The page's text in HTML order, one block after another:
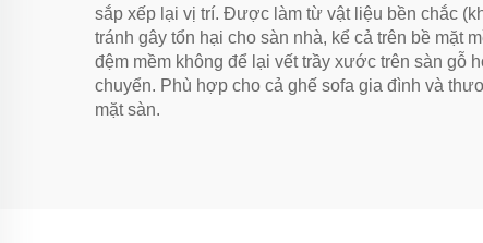
sắp xếp lại vị trí. Được làm từ vật liệu bền chắc
tránh gây tổn hại cho sàn nhà, kể cả trên bề mặt
đệm mềm không để lại vết trầy xước trên sàn gỗ
chuyển. Phù hợp cho cả ghế sofa gia đình và
mặt sàn.